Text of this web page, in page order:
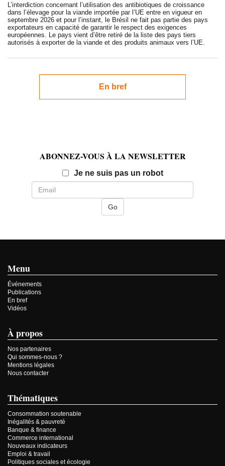
L’interdiction concernant l’utilisation des antibiotiques de croissance
dans l’élevage pour la viande importée par l’UE entre en vigueur en
septembre 2026 et pour l’instant, le Brésil ne fait pas partie des pays
exportateurs en capacité de garantir le respect des exigences
européennes. Le pays vient d’être retiré de la liste des pays tiers
autorisés à exporter de la viande et des produits animaux vers l’UE.
En bref
ABONNEZ-VOUS À LA NEWSLETTER
Je ne suis pas un robotEmail
Menu
Événements
Publications
En bref
Vidéos
À propos
Nos partenaires
Qui sommes-nous ?
Mentions légales
Nous contacter
Thématiques
Consommation soutenable
Inégalités & pauvreté
Banque & finance
Commerce international
Nouveaux indicateurs
Emploi & travail
Politiques sociales et écologie